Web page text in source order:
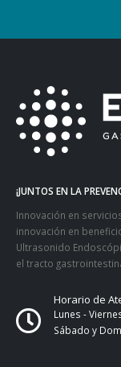
¡JUNTOS EN LA
Innovación en
innovación en
Ultrasonido
el tracto
Horario de
Lunes -
Sábado y